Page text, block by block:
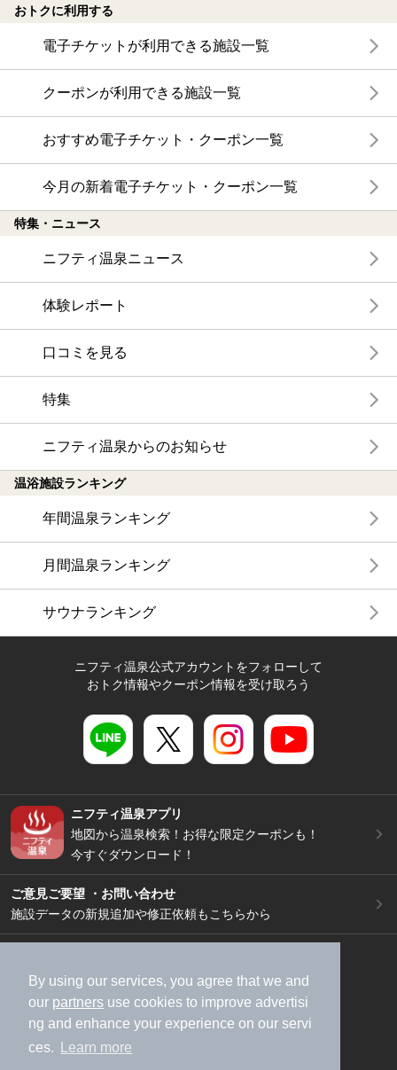
By using our services, you agree that we and
our partners use cookies to improve advertisi
ng and enhance your experience on our servi
ces.
Learn more
おトクに利用する
電子チケットが利用できる施設一覧
クーポンが利用できる施設一覧
おすすめ電子チケット・クーポン一覧
今月の新着電子チケット・クーポン一覧
特集・ニュース
ニフティ温泉ニュース
体験レポート
口コミを見る
特集
ニフティ温泉からのお知らせ
温浴施設ランキング
年間温泉ランキング
月間温泉ランキング
サウナランキング
ニフティ温泉公式アカウントをフォローして
おトク情報やクーポン情報を受け取ろう
ニフティ温泉アプリ
地図から温泉検索！お得な限定クーポンも！
今すぐダウンロード！
ご意見ご要望 ・お問い合わせ
施設データの新規追加や修正依頼もこちらから
加盟店募集（資料請求）
広告出稿のご案内
利用規約
ライフスタイルMEMBERS+規約
特定商取引法に基づく表記
ヘルプ
採用情報
運営会社